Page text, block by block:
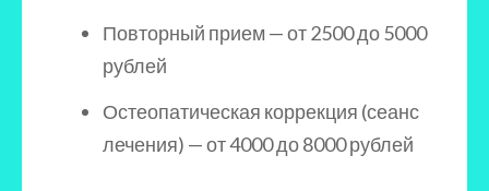
Повторный прием — от 2500 до 5000
рублей
Остеопатическая коррекция (сеанс
лечения) — от 4000 до 8000 рублей